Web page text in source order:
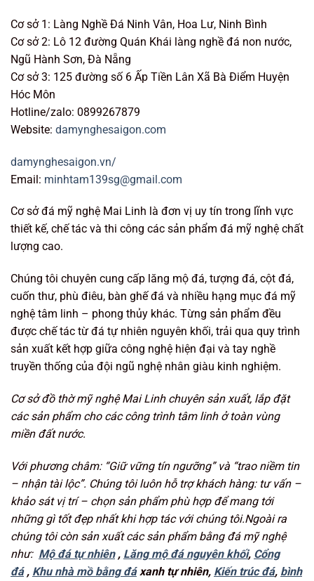
Cơ sở 1: Làng Nghề Đá Ninh Vân, Hoa Lư, Ninh Bình
Cơ sở 2: Lô 12 đường Quán Khái làng nghề đá non nước,
Ngũ Hành Sơn, Đà Nẵng
Cơ sở 3: 125 đường số 6 Ấp Tiền Lân Xã Bà Điểm Huyện
Hóc Môn
Hotline/zalo: 0899267879
Website: damynghesaigon.com
damynghesaigon.vn/
Email: minhtam139sg@gmail.com
Cơ sở đá mỹ nghệ Mai Linh là đơn vị uy tín trong lĩnh vực
thiết kế, chế tác và thi công các sản phẩm đá mỹ nghệ chất
lượng cao.
Chúng tôi chuyên cung cấp lăng mộ đá, tượng đá, cột đá,
cuốn thư, phù điêu, bàn ghế đá và nhiều hạng mục đá mỹ
nghệ tâm linh – phong thủy khác. Từng sản phẩm đều
được chế tác từ đá tự nhiên nguyên khối, trải qua quy trình
sản xuất kết hợp giữa công nghệ hiện đại và tay nghề
truyền thống của đội ngũ nghệ nhân giàu kinh nghiệm.
Cơ sở đồ thờ mỹ nghệ Mai Linh chuyên sản xuất, lắp đặt
các sản phẩm cho các công trình tâm linh ở toàn vùng
miền đất nước.
Với phương châm: “Giữ vững tín ngưỡng” và “trao niềm tin
– nhận tài lộc”. Chúng tôi luôn hỗ trợ khách hàng: tư vấn –
khảo sát vị trí – chọn sản phẩm phù hợp để mang tới
những gì tốt đẹp nhất khi hợp tác với chúng tôi.Ngoài ra
chúng tôi còn sản xuất các sản phẩm bằng đá mỹ nghệ
như: Mộ đá tự nhiên, Lăng mộ đá nguyên khối, Cổng
đá, Khu nhà mồ bằng đáxanh tự nhiên, Kiến trúc đá, bình